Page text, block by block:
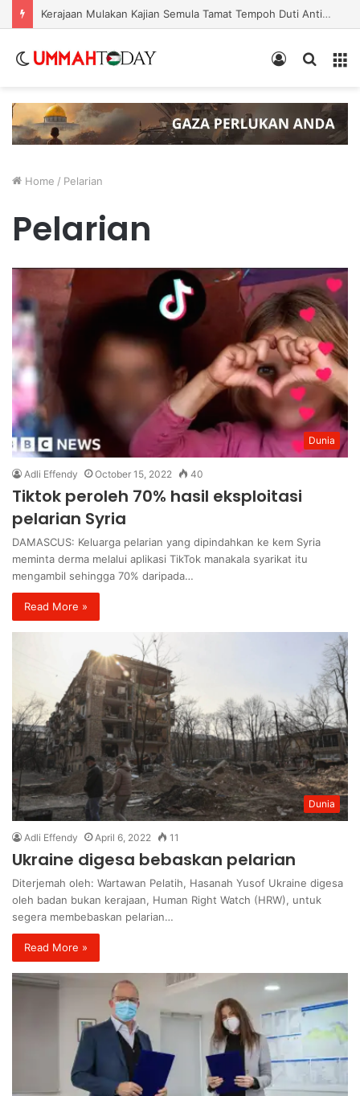
Nurul Izzah Bercuti Sementara Jawatan Timbalan Presiden PKR, Saifuddin Pemangku Tugas
skin
for
In
Home / Pelarian
Pelarian
Dunia
Adli Effendy October 15, 2022 40
Tiktok peroleh 70% hasil eksploitasi
pelarian Syria
DAMASCUS: Keluarga pelarian yang dipindahkan ke kem Syria
meminta derma melalui aplikasi TikTok manakala syarikat itu
mengambil sehingga 70% daripada…
Read More »
Dunia
Adli Effendy April 6, 2022 11
Ukraine digesa bebaskan pelarian
Diterjemah oleh: Wartawan Pelatih, Hasanah Yusof Ukraine digesa
oleh badan bukan kerajaan, Human Right Watch (HRW), untuk
segera membebaskan pelarian…
Read More »